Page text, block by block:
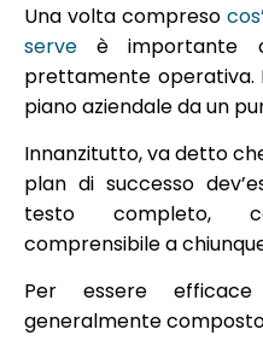
Una volta compreso
serve è importante
prettamente operativa.
piano aziendale da un
Innanzitutto, va detto
plan di successo
testo completo,
comprensibile a
Per essere
generalmente